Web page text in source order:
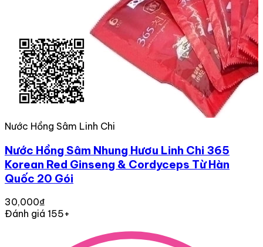
Nước Hồng Sâm Linh Chi
Nước Hồng Sâm Nhung Hươu Linh Chi 365
Korean Red Ginseng & Cordyceps Từ Hàn
Quốc 20 Gói
30,000₫
Đánh giá 155+